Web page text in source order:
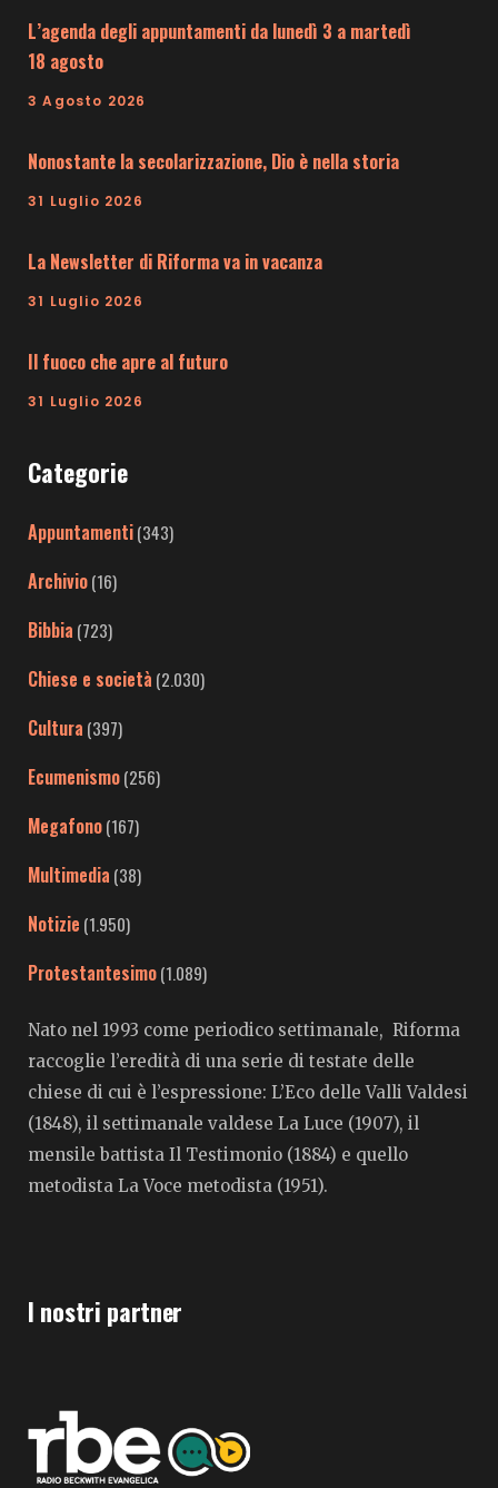
L’agenda degli appuntamenti da lunedì 3 a martedì
18 agosto
3 Agosto 2026
Nonostante la secolarizzazione, Dio è nella storia
31 Luglio 2026
La Newsletter di Riforma va in vacanza
31 Luglio 2026
Il fuoco che apre al futuro
31 Luglio 2026
Categorie
Appuntamenti(343)
Archivio(16)
Bibbia (723)
Chiese e società (2.030)
Cultura (397)
Ecumenismo(256)
Megafono(167)
Multimedia (38)
Notizie (1.950)
Protestantesimo(1.089)
Nato nel 1993 come periodico settimanale, Riforma
raccoglie l’eredità di una serie di testate delle
chiese di cui è l’espressione: L’Eco delle Valli Valdesi
(1848), il settimanale valdese La Luce (1907), il
mensile battista Il Testimonio (1884) e quello
metodista La Voce metodista (1951).
I nostri partner